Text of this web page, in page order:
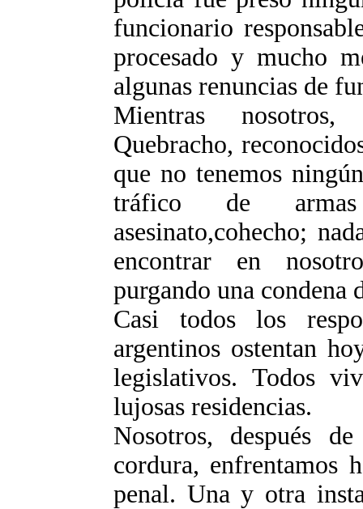
funcionario
procesado y mucho
algunas renuncias de
Mientras
Quebracho,
que no tenemos
tráfico de
asesinato,cohecho;
encontrar en
purgando una condena
Casi todos los
argentinos ostentan
legislativos. Todos
lujosas residencias.
Nosotros, después
cordura, enfrentamos
penal. Una y otra